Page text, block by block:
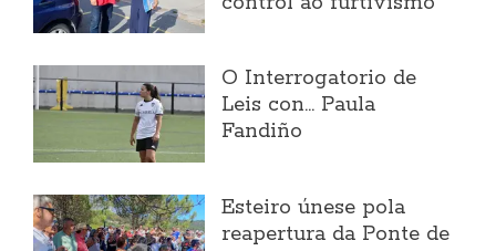
O Interrogatorio de
Leis con... Paula
Fandiño
Esteiro únese pola
reapertura da Ponte de